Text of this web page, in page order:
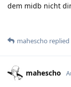
dem midb nicht
mahescho
mahescho